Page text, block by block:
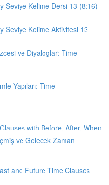
Seviye Kelime Dersi 13 (8:16)
Seviye Kelime Aktivitesi 13
ve Diyaloglar: Time
Yapıları: Time
with Before, After, When
ve Gelecek Zaman
and Future Time Clauses